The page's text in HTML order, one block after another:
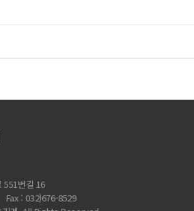
551번길 16
: 032)676-8529